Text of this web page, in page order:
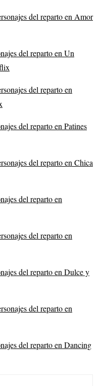
del reparto en Amor
del reparto en Un
del reparto en
del reparto en Patines
del reparto en Chica
del reparto en
del reparto en
del reparto en Dulce y
del reparto en
del reparto en Dancing